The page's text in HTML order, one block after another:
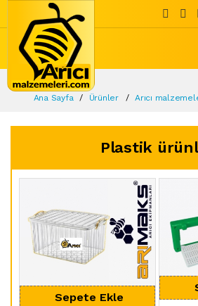
Ana Sayfa Ürünler Arıcı
Plastik